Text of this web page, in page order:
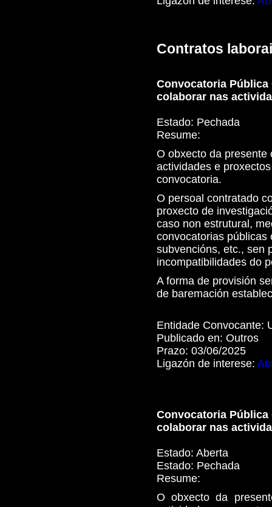
Contratos
Convocatoria Pública
colaborar nas
Estado: Pechada
Resume:
O obxecto da presente
actividades e
convocatoria.
O persoal contratado
proxecto de
caso non estrutural,
convocatorias públicas
subvencións, etc., sen
incompatibilidades do
A forma de provisión
de baremación
Entidade Convocante:
Publicado en: Outros
Prazo: 03/06/2025
Ligazón de interese:
Convocatoria Pública
colaborar nas
Estado: Aberta
Estado: Pechada
Resume:
O obxecto da